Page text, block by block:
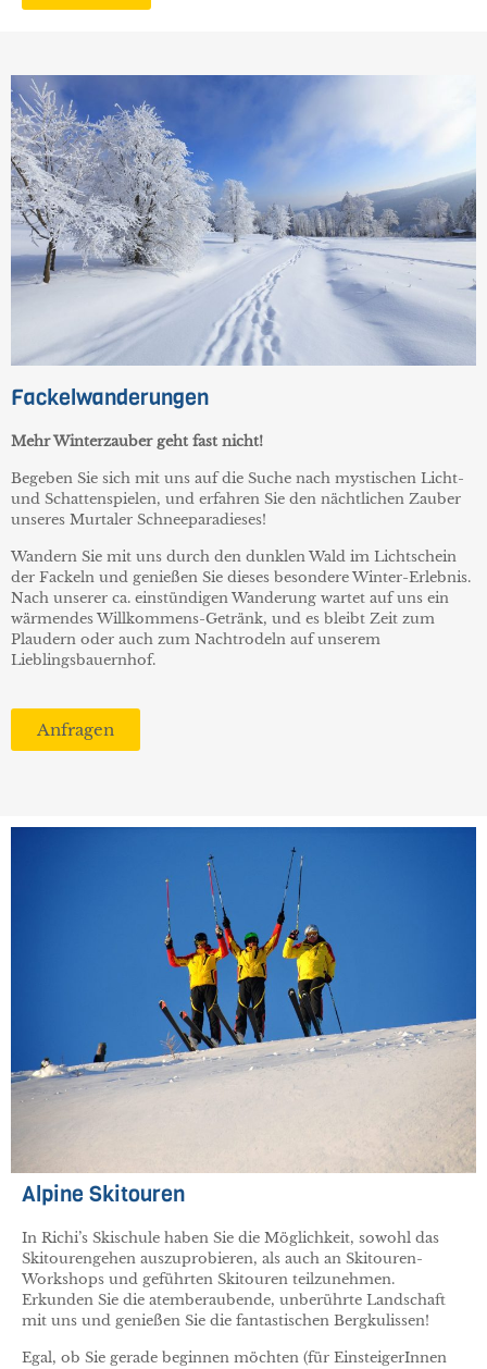
Fackelwanderungen
Mehr Winterzauber geht fast nicht!
Begeben Sie sich mit uns auf die Suche nach mystischen Licht-
und Schattenspielen, und erfahren Sie den nächtlichen Zauber
unseres Murtaler Schneeparadieses!
Wandern Sie mit uns durch den dunklen Wald im Lichtschein
der Fackeln und genießen Sie dieses besondere Winter-Erlebnis.
Nach unserer ca. einstündigen Wanderung wartet auf uns ein
wärmendes Willkommens-Getränk, und es bleibt Zeit zum
Plaudern oder auch zum Nachtrodeln auf unserem
Lieblingsbauernhof.
Anfragen
Alpine Skitouren
In Richi’s Skischule haben Sie die Möglichkeit, sowohl das
Skitourengehen auszuprobieren, als auch an Skitouren-
Workshops und geführten Skitouren teilzunehmen.
Erkunden Sie die atemberaubende, unberührte Landschaft
mit uns und genießen Sie die fantastischen Bergkulissen!
Egal, ob Sie gerade beginnen möchten (für EinsteigerInnen